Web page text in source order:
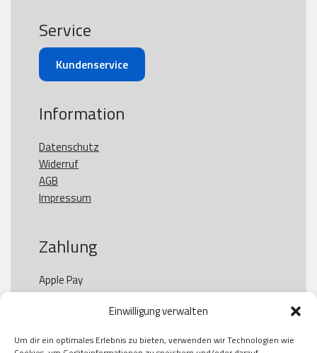
Einwilligung verwalten
Um dir ein optimales Erlebnis zu bieten, verwenden wir Technologien wie
Service
Kundenservice
Information
Datenschutz
Widerruf
AGB
Impressum
Zahlung
Apple Pay
Paypal
Kauf auf Rechung